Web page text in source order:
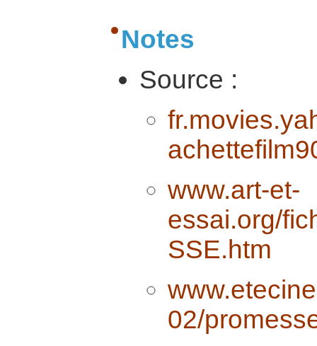
Notes
Source :
www.art-et-
essai.org/
SSE.htm
02/